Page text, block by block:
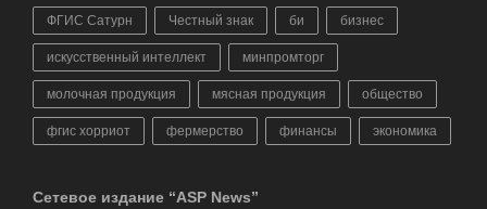
ФГИС Сатурн Честный знак би бизнес
искусственный интеллект минпромторг
молочная продукция мясная продукция общество
фгис хорриот фермерство финансы экономика
Сетевое издание “ASP News”